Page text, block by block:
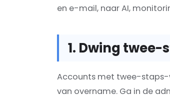
en e-mail, naar AI,
1. Dwing
Accounts met twee-staps-
van overname. Ga in de